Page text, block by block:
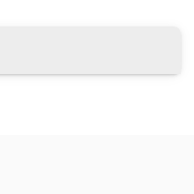
(мм):
(мм): 600